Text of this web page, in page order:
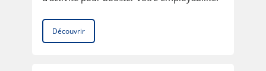
Découvrir